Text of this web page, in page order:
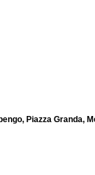
Piazza Granda,